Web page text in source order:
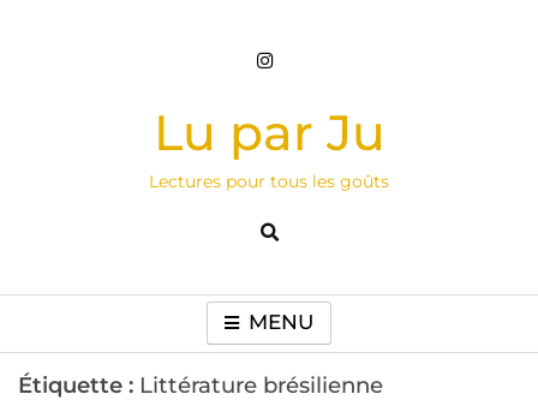
Lu par Ju
Lectures pour tous les goûts
MENU
Étiquette : Littérature brésilienne